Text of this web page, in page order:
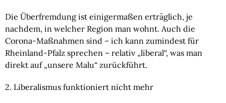
Die Überfremdung ist einigermaßen erträglich, je
nachdem, in welcher Region man wohnt. Auch die
Corona-Maßnahmen sind – ich kann zumindest für
Rheinland-Pfalz sprechen – relativ „liberal“, was man
direkt auf „unsere Malu“ zurückführt.
2. Liberalismus funktioniert nicht mehr